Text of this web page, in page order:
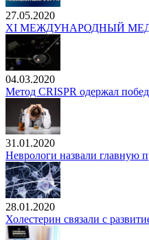
27.05.2020
XI МЕЖДУНАРОДНЫЙ
04.03.2020
Метод CRISPR одержал
31.01.2020
Неврологи назвали главную
28.01.2020
Холестерин связали с